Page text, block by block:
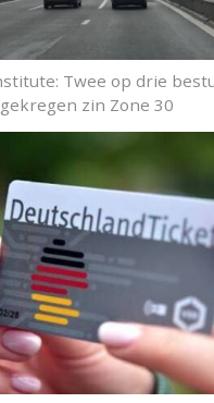
Twee op drie
zin Zone 30